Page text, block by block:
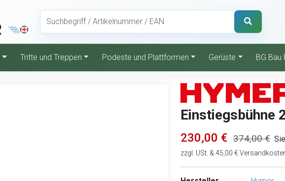
Tritte und Treppen Podeste und Plattformen Gerüste BG Bau
Einstiegsbühne
230,00 € 374,00 €
zzgl. USt. & 45,00 €